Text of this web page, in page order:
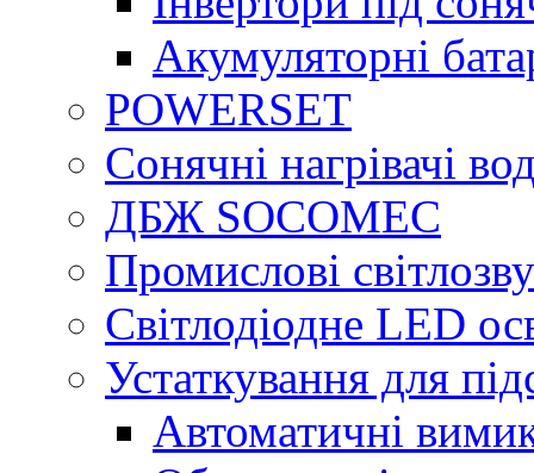
Акумуляторні
POWERSET
Сонячні нагрівачі
ДБЖ SOCOMEC
Промислові
Світлодіодне LED
Устаткування для
Автоматичні